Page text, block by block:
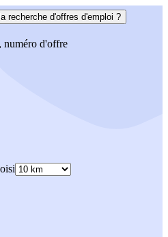
recherche d'offres d'emploi ?
numéro d'offre